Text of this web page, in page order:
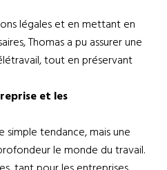
légales et en mettant en
Thomas a pu assurer une
tout en préservant
et les
simple tendance, mais une
le monde du travail.